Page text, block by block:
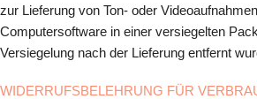
zur Lieferung von Ton- oder
Computersoftware in einer versiegelten
Versiegelung nach der Lieferung entfernt
WIDERRUFSBELEHRUNG FÜR